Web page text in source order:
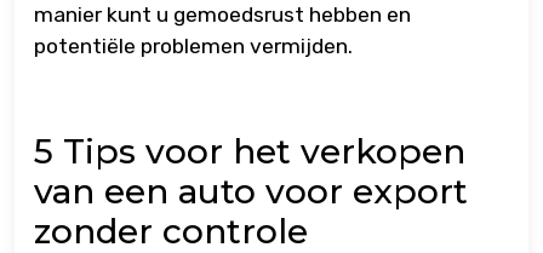
manier kunt u gemoedsrust hebben en
potentiële problemen vermijden.
5 Tips voor het verkopen
van een auto voor export
zonder controle